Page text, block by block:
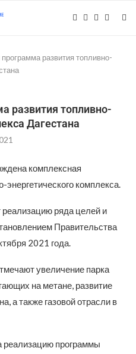
развития топливно-
развития топливно-
Дагестана
комплексная
энергетического комплекса.
ряда целей и
Правительства
2021 года.
увеличение парка
на метане, развитие
а также газовой отрасли в
реализацию программы